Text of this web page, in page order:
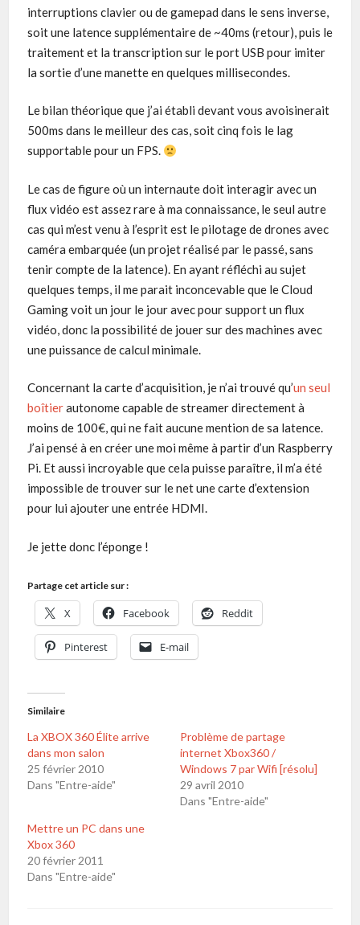
interruptions clavier ou de gamepad dans le sens inverse,
soit une latence supplémentaire de ~40ms (retour), puis le
traitement et la transcription sur le port USB pour imiter
la sortie d’une manette en quelques millisecondes.
Le bilan théorique que j’ai établi devant vous avoisinerait
500ms dans le meilleur des cas, soit cinq fois le lag
supportable pour un FPS.
Le cas de figure où un internaute doit interagir avec un
flux vidéo est assez rare à ma connaissance, le seul autre
cas qui m’est venu à l’esprit est le pilotage de drones avec
caméra embarquée (un projet réalisé par le passé, sans
tenir compte de la latence). En ayant réfléchi au sujet
quelques temps, il me parait inconcevable que le Cloud
Gaming voit un jour le jour avec pour support un flux
vidéo, donc la possibilité de jouer sur des machines avec
une puissance de calcul minimale.
Concernant la carte d’acquisition, je n’ai trouvé qu’un seul
boîtierautonome capable de streamer directement à
moins de 100€, qui ne fait aucune mention de sa latence.
J’ai pensé à en créer une moi même à partir d’un Raspberry
Pi. Et aussi incroyable que cela puisse paraître, il m’a été
impossible de trouver sur le net une carte d’extension
pour lui ajouter une entrée HDMI.
Je jette donc l’éponge !
Partage cet article sur :
X Facebook Reddit
Pinterest E-mail
Similaire
La XBOX 360 Élite arrive
dans mon salon
25 février 2010
Dans "Entre-aide"
Problème de partage
internet Xbox360 /
Windows 7 par Wifi [résolu]
29 avril 2010
Dans "Entre-aide"
Mettre un PC dans une
Xbox 360
20 février 2011
Dans "Entre-aide"